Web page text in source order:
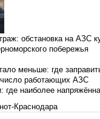
обстановка на АЗС
побережья
меньше: где
число работающих АЗС
наиболее
Краснодара